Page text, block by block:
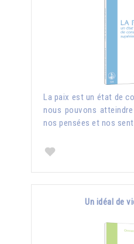
La paix est un état de
nous pouvons
nos pensées et nos
Un idéal de